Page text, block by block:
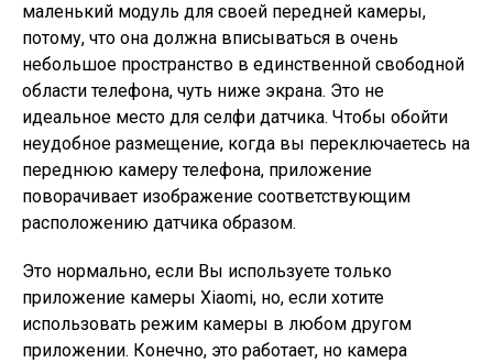
маленький модуль для своей передней камеры,
потому, что она должна вписываться в очень
небольшое пространство в единственной свободной
области телефона, чуть ниже экрана. Это не
идеальное место для селфи датчика. Чтобы обойти
неудобное размещение, когда вы переключаетесь на
переднюю камеру телефона, приложение
поворачивает изображение соответствующим
расположению датчика образом.
Это нормально, если Вы используете только
приложение камеры Xiaomi, но, если хотите
использовать режим камеры в любом другом
приложении. Конечно, это работает, но камера